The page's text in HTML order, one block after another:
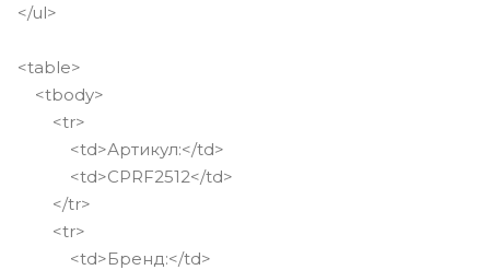
</ul>
<table>
<tbody>
<tr>
<td>Артикул:</td>
<td>CPRF2512</td>
</tr>
<tr>
<td>Бренд:</td>